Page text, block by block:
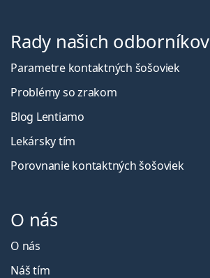
Rady našich odborníkov
Parametre kontaktných šošoviek
Problémy so zrakom
Blog Lentiamo
Lekársky tím
Porovnanie kontaktných šošoviek
O nás
O nás
Náš tím